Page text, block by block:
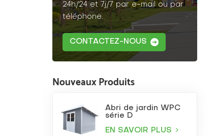
24h/24 et 7j/7 par e-mail ou par
téléphone.
CONTACTEZ-NOUS
Nouveaux Produits
Abri de jardin WPC
série D
EN SAVOIR PLUS